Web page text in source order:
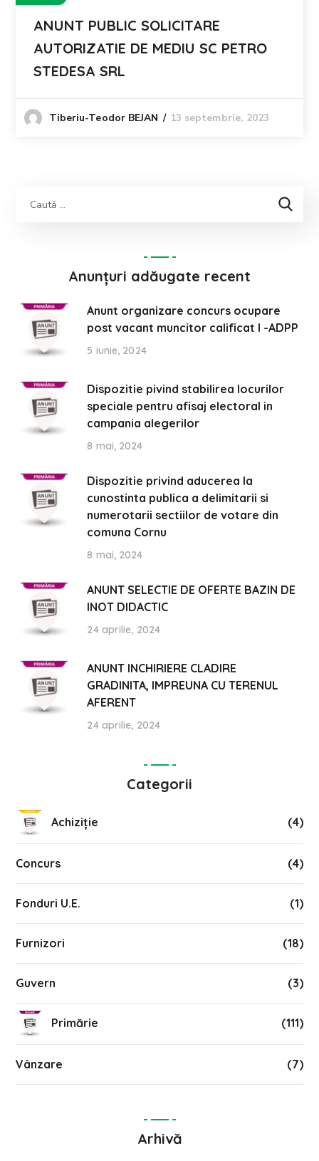
ANUNT PUBLIC SOLICITARE
AUTORIZATIE DE MEDIU SC PETRO
STEDESA SRL
Tiberiu-Teodor BEJAN 13 septembrie, 2023
Anunțuri adăugate recent
Anunt organizare concurs ocupare
post vacant muncitor calificat I -ADPP
5 iunie, 2024
Dispozitie pivind stabilirea locurilor
speciale pentru afisaj electoral in
campania alegerilor
8 mai, 2024
Dispozitie privind aducerea la
cunostinta publica a delimitarii si
numerotarii sectiilor de votare din
comuna Cornu
8 mai, 2024
ANUNT SELECTIE DE OFERTE BAZIN DE
INOT DIDACTIC
24 aprilie, 2024
ANUNT INCHIRIERE CLADIRE
GRADINITA, IMPREUNA CU TERENUL
AFERENT
24 aprilie, 2024
Categorii
Achiziție (4)
Concurs (4)
Fonduri U.E. (1)
Furnizori (18)
Guvern (3)
Primărie (111)
Vânzare (7)
Arhivă